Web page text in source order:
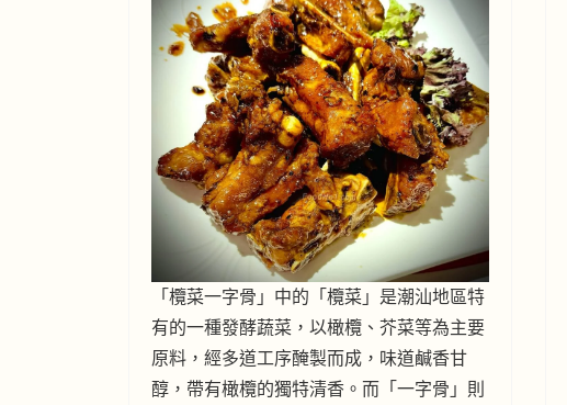
「欖菜一字骨」中的「欖菜」是潮汕地區特
有的一種發酵蔬菜，以橄欖、芥菜等為主要
原料，經多道工序醃製而成，味道鹹香甘
醇，帶有橄欖的獨特清香。而「一字骨」則